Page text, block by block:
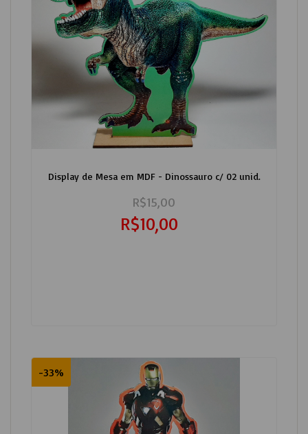
Display de Mesa em MDF - Dinossauro c/ 02 unid.
R$15,00
R$10,00
-33%